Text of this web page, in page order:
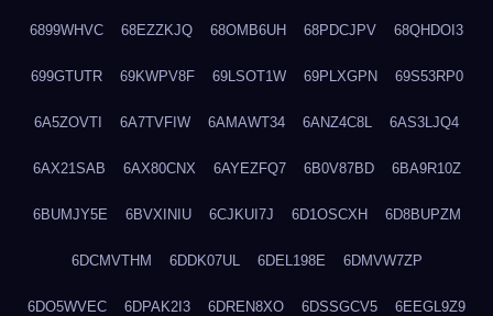
6899WHVC 68EZZKJQ 68OMB6UH 68PDCJPV 68QHDOI3
699GTUTR 69KWPV8F 69LSOT1W 69PLXGPN 69S53RP0
6A5ZOVTI 6A7TVFIW 6AMAWT34 6ANZ4C8L 6AS3LJQ4
6AX21SAB 6AX80CNX 6AYEZFQ7 6B0V87BD 6BA9R10Z
6BUMJY5E 6BVXINIU 6CJKUI7J 6D1OSCXH 6D8BUPZM
6DCMVTHM 6DDK07UL 6DEL198E 6DMVW7ZP
6DO5WVEC 6DPAK2I3 6DREN8XO 6DSSGCV5 6EEGL9Z9